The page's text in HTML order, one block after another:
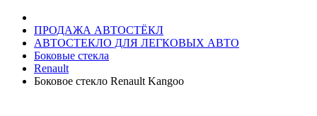
ПРОДАЖА АВТОСТЁКЛ
АВТОСТЕКЛО ДЛЯ ЛЕГКОВЫХ АВТО
Боковые стекла
Renault
Боковое стекло Renault Kangoo